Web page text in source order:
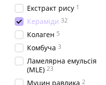
Екстракт рису 1
Кераміди 32
Колаген 5
Комбуча 3
Ламелярна емульсія
(MLE) 23
Муцин равлика 2